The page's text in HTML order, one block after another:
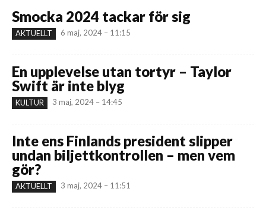
Smocka 2024 tackar för sig
AKTUELLT 6 maj, 2024 – 11:15
En upplevelse utan tortyr – Taylor
Swift är inte blyg
KULTUR 3 maj, 2024 – 14:45
Inte ens Finlands president slipper
undan biljettkontrollen – men vem
gör?
AKTUELLT 3 maj, 2024 – 11:51